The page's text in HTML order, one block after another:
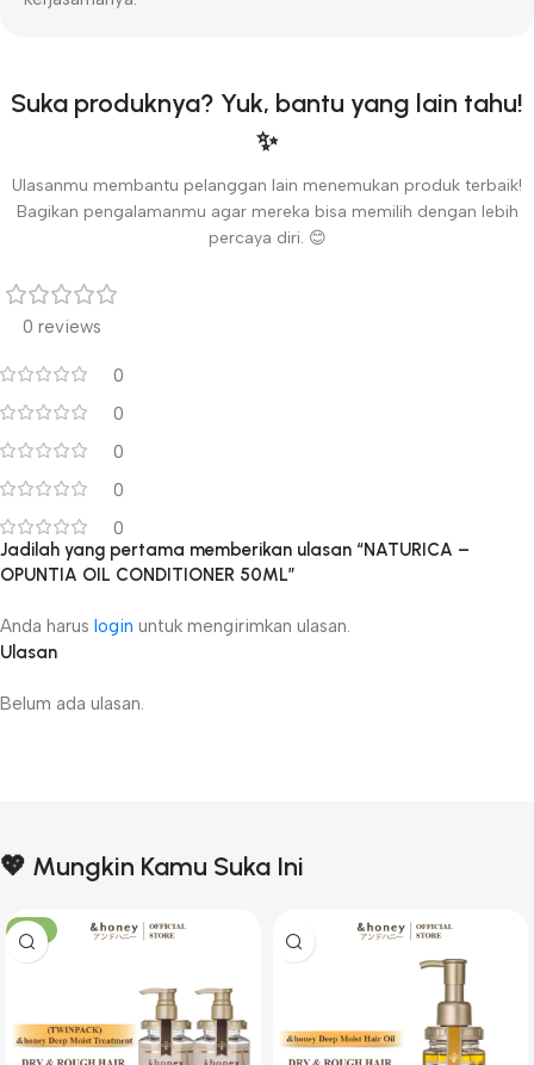
Suka produknya? Yuk, bantu yang lain tahu!
✨
Ulasanmu membantu pelanggan lain menemukan produk terbaik!
Bagikan pengalamanmu agar mereka bisa memilih dengan lebih
percaya diri. 😊
0 reviews
0
0
0
0
0
Ulasan
Belum ada ulasan.
Jadilah yang pertama memberikan ulasan “NATURICA –
OPUNTIA OIL CONDITIONER 50ML”
Anda harus login untuk mengirimkan ulasan.
💖 Mungkin Kamu Suka Ini
-17%